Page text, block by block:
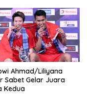
Ahmad/Liliyana
Sabet Gelar Juara
Kedua